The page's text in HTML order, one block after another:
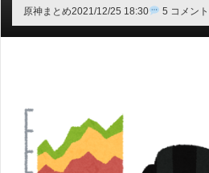
原神まとめ2021/12/25 18:30 5 コメント